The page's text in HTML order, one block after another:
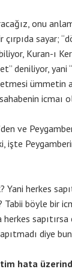
onu
sayar;
Kuran-ı
deniliyor,
icmaı
ve
işte
herkes
böyle bir
diye
hata